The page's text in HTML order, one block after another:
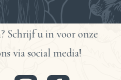
Schrijf u in voor onze
via social media!